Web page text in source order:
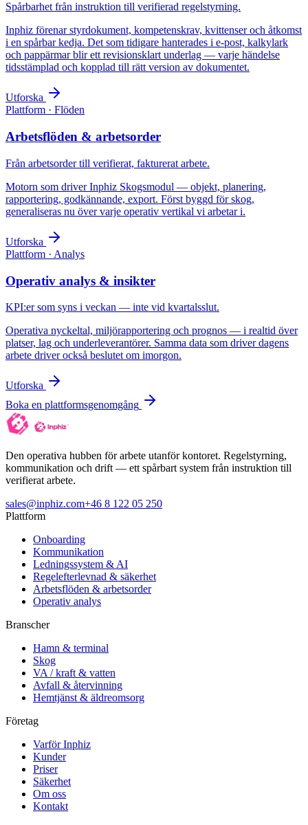
Spårbarhet från instruktion till verifierad regelstyrning.
Inphiz förenar styrdokument, kompetenskrav, kvittenser och åtkomst
i en spårbar kedja. Det som tidigare hanterades i e-post, kalkylark
och pappärmar blir ett revisionsklart underlag — varje händelse
tidsstämplad och kopplad till rätt version av dokumentet.
Utforska
Plattform · Flöden
Arbetsflöden & arbetsorder
Från arbetsorder till verifierat, fakturerat arbete.
Motorn som driver Inphiz Skogsmodul — objekt, planering,
rapportering, godkännande, export. Först byggd för skog,
generaliseras nu över varje operativ vertikal vi arbetar i.
Utforska
Plattform · Analys
Operativ analys & insikter
KPI:er som syns i veckan — inte vid kvartalsslut.
Operativa nyckeltal, miljörapportering och prognos — i realtid över
platser, lag och underleverantörer. Samma data som driver dagens
arbete driver också beslutet om imorgon.
Utforska
Boka en plattformsgenomgång
Den operativa hubben för arbete utanför kontoret. Regelstyrning,
kommunikation och drift — ett spårbart system från instruktion till
verifierat arbete.
sales@inphiz.com+46 8 122 05 250
Plattform
Onboarding
Kommunikation
Ledningssystem & AI
Regelefterlevnad & säkerhet
Arbetsflöden & arbetsorder
Operativ analys
Branscher
Hamn & terminal
Skog
VA / kraft & vatten
Avfall & återvinning
Hemtjänst & äldreomsorg
Företag
Varför Inphiz
Kunder
Priser
Säkerhet
Om oss
Kontakt